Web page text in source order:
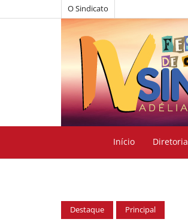
O Sindicato
Início Diretoria
Destaque Principal